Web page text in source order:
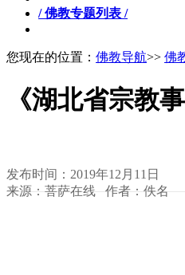
/ 佛教专题列表 /
您现在的位置： 佛教导航>> 佛
《湖北省宗教
发布时间：2019年12月11日
来源：菩萨在线 作者：佚名